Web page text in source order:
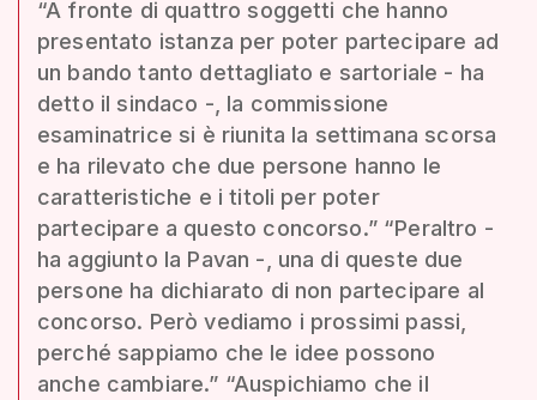
“A fronte di quattro soggetti che hanno
presentato istanza per poter partecipare ad
un bando tanto dettagliato e sartoriale - ha
detto il sindaco -, la commissione
esaminatrice si è riunita la settimana scorsa
e ha rilevato che due persone hanno le
caratteristiche e i titoli per poter
partecipare a questo concorso.” “Peraltro -
ha aggiunto la Pavan -, una di queste due
persone ha dichiarato di non partecipare al
concorso. Però vediamo i prossimi passi,
perché sappiamo che le idee possono
anche cambiare.” “Auspichiamo che il